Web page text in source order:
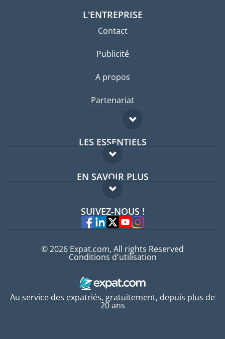
L'ENTREPRISE
Contact
Publicité
A propos
Partenariat
LES ESSENTIELS
Forum expatriés
Guides pays
EN SAVOIR PLUS
FAQ
Experts
SUIVEZ-NOUS !
Au service des expatriés, gratuitement, depuis plus de
20 ans
© 2026 Expat.com, All rights Reserved
Conditions d'utilisation